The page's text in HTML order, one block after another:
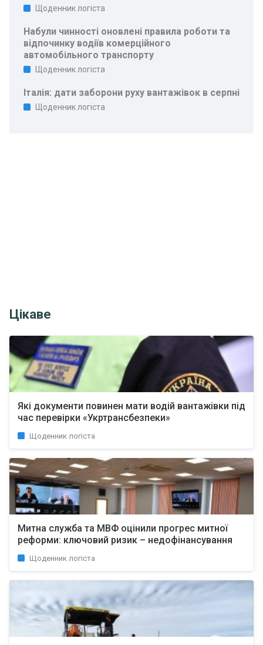
Щоденник логіста
Набули чинності оновлені правила роботи та
відпочинку водіїв комерційного
автомобільного транспорту
Щоденник логіста
Італія: дати заборони руху вантажівок в серпні
Щоденник логіста
Цікаве
Які документи повинен мати водій вантажівки під
час перевірки «Укртрансбезпеки»
Щоденник логіста
Митна служба та МВФ оцінили прогрес митної
реформи: ключовий ризик – недофінансування
Щоденник логіста